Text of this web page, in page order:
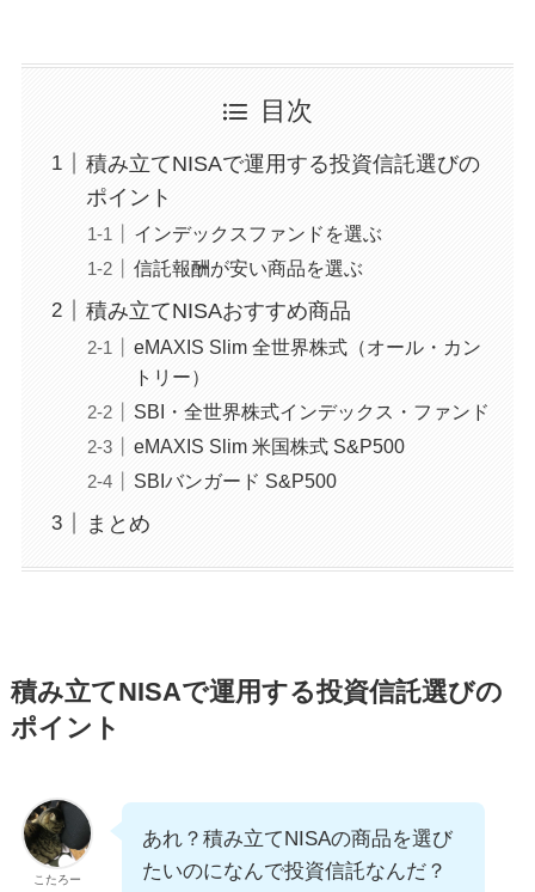
目次
積み立てNISAで運用する投資信託選びの
ポイント
インデックスファンドを選ぶ
信託報酬が安い商品を選ぶ
積み立てNISAおすすめ商品
eMAXIS Slim 全世界株式（オール・カン
トリー）
SBI・全世界株式インデックス・ファンド
eMAXIS Slim 米国株式 S&P500
SBIバンガード S&P500
まとめ
積み立てNISAで運用する投資信託選びの
ポイント
こたろー
あれ？積み立てNISAの商品を選び
たいのになんで投資信託なんだ？